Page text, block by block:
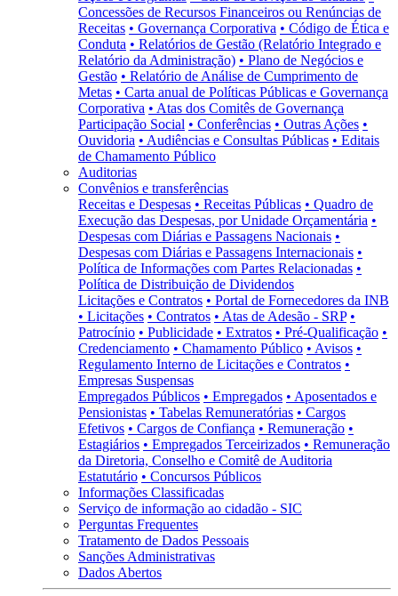
Concessões de Recursos Financeiros ou Renúncias de
Receitas • Governança Corporativa • Código de Ética e
Conduta • Relatórios de Gestão (Relatório Integrado e
Relatório da Administração) • Plano de Negócios e
Gestão • Relatório de Análise de Cumprimento de
Metas • Carta anual de Políticas Públicas e Governança
Corporativa • Atas dos Comitês de Governança
Participação Social • Conferências • Outras Ações •
Ouvidoria • Audiências e Consultas Públicas • Editais
de Chamamento Público
Auditorias
Convênios e transferências
Receitas e Despesas • Receitas Públicas • Quadro de
Execução das Despesas, por Unidade Orçamentária •
Despesas com Diárias e Passagens Nacionais •
Despesas com Diárias e Passagens Internacionais •
Política de Informações com Partes Relacionadas •
Política de Distribuição de Dividendos
Licitações e Contratos • Portal de Fornecedores da INB
• Licitações • Contratos • Atas de Adesão - SRP •
Patrocínio • Publicidade • Extratos • Pré-Qualificação •
Credenciamento • Chamamento Público • Avisos •
Regulamento Interno de Licitações e Contratos •
Empresas Suspensas
Empregados Públicos • Empregados • Aposentados e
Pensionistas • Tabelas Remuneratórias • Cargos
Efetivos • Cargos de Confiança • Remuneração •
Estagiários • Empregados Terceirizados • Remuneração
da Diretoria, Conselho e Comitê de Auditoria
Estatutário • Concursos Públicos
Informações Classificadas
Serviço de informação ao cidadão - SIC
Perguntas Frequentes
Tratamento de Dados Pessoais
Sanções Administrativas
Dados Abertos